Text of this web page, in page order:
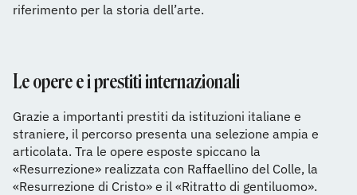
riferimento per la storia dell’arte.
Le opere e i prestiti internazionali
Grazie a importanti prestiti da istituzioni italiane e
straniere, il percorso presenta una selezione ampia e
articolata. Tra le opere esposte spiccano la
«Resurrezione» realizzata con Raffaellino del Colle, la
«Resurrezione di Cristo» e il «Ritratto di gentiluomo».